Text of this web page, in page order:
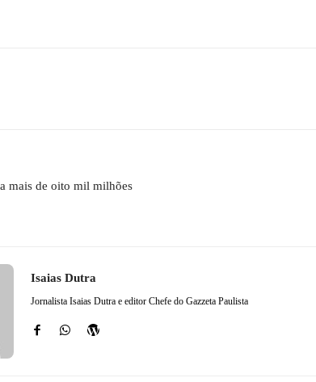
mais de oito mil milhões
Isaias Dutra
Jornalista Isaias Dutra e editor Chefe do Gazzeta Paulista